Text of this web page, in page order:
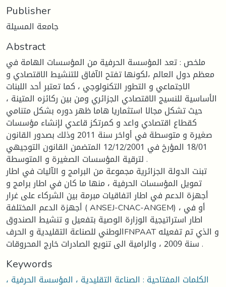
Publisher
جامعة المسيلة
Abstract
ملخص : تعد المؤسسة الحرفية من المؤسسات الهامة في
معظم دول العالم ،لكونها تفتح الآفاق للتنشيط الاقتصادي و
الاجتماعي و التطور التكنولوجي ، كما تعتبر أحد اللبنات
الأساسية للنسيج الاقتصادي الجزائري ومن بين ركائزه المتينة ،
حيث تشكل مجالا استثماريا هاما ظهر دوره بشكل متنامي
كقطاع اقتصادي واعد و كمرتكز قاعدي لإنشاء مؤسسات
صغيرة و متوسطة في أواخر سنة 2011 وذلك بصدور القانون
18/01 المؤرخ في 12/12/2001 المتضمن القانون التوجيهي
لترقية المؤسسات الصغيرة و المتوسطة .
تبنت الدولة الجزائرية مجموعة من البرامج و الآليات في اطار
تمويل المؤسسات الحرفية ، منها ما كان في اطار برامج و
أجهزة الدعم في اطار اتفاقيات مبرمة بين الشركاء على غرار
أجهزة الدعم المختلفة ( ANSEJ-CNAC-ANGEM) ، أو في
اطار استراتيجية الوزارة الوصية بتفعيل و تنشيط الصندوق
الوطني للصناعة التقليدية و الحرفFNPAAT و الذي تم تفعيله
سنة 2009 ، والرامية الى تنويع الصادرات خارج المحروقات .
Keywords
الكلمات المفتاحية : الصناعة التقليدية ، المؤسسة الحرفية ،